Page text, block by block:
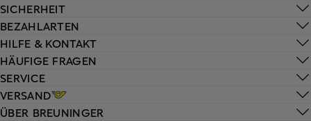
HILFE & KONTAKT
HÄUFIGE FRAGEN
SERVICE
VERSAND
SICHERHEIT
BEZAHLARTEN
ÜBER BREUNINGER